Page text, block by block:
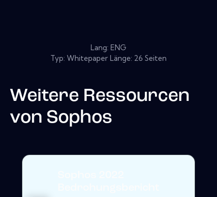
Lang: ENG
Typ: Whitepaper Länge: 26 Seiten
Weitere Ressourcen
von Sophos